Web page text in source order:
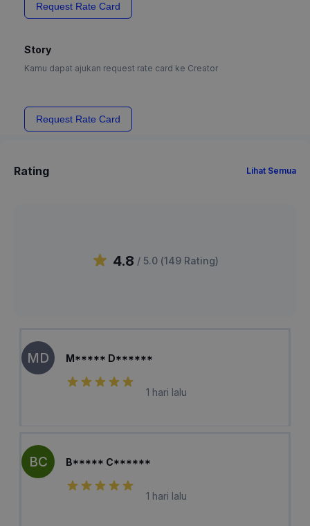
Request Rate Card
Story
Kamu dapat ajukan request rate card ke Creator
Request Rate Card
Rating Lihat Semua
4.8 / 5.0 (149 Rating)
MD M***** D******
1 hari lalu
BC B***** C******
1 hari lalu